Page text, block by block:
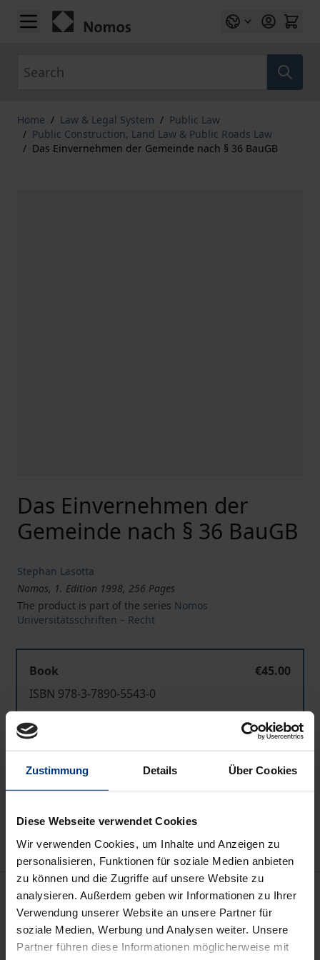
Zustimmung Details Über Cookies
Diese Webseite verwendet Cookies
Wir verwenden Cookies, um Inhalte und Anzeigen zu
personalisieren, Funktionen für soziale Medien anbieten
zu können und die Zugriffe auf unsere Website zu
analysieren. Außerdem geben wir Informationen zu Ihrer
Verwendung unserer Website an unsere Partner für
soziale Medien, Werbung und Analysen weiter. Unsere
Partner führen diese Informationen möglicherweise mit
Skip to Content
Home / Law & Legal System / Public Law
/ Public Construction, Land Law & Public Roads Law
/ Das Einvernehmen der Gemeinde nach § 36 BauGB
Das Einvernehmen der
Gemeinde nach § 36 BauGB
Stephan Lasotta
Nomos, 1. Edition 1998, 256 Pages
The product is part of the series Nomos
Universitätsschriften – Recht
Book
€45.00
ISBN 978-3-7890-5543-0
Not available
Add to Cart
Delivery cost notice
Description
Das gemeindliche Einvernehmen nach § 36 BauGB
verbindet Rechtsfragen des Bau- und des